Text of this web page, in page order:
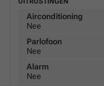
Airconditioning
Nee
Parlofoon
Nee
Alarm
Nee